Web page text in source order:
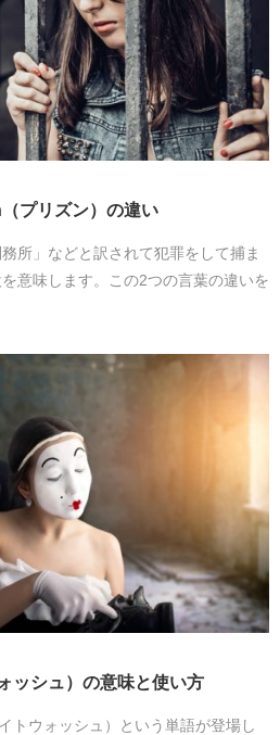
プリズン）の違い
所」などと訳されて犯罪をして捕ま
意味します。この2つの言葉の違いを
ッシュ）の意味と使い方
トウォッシュ）という単語が登場し